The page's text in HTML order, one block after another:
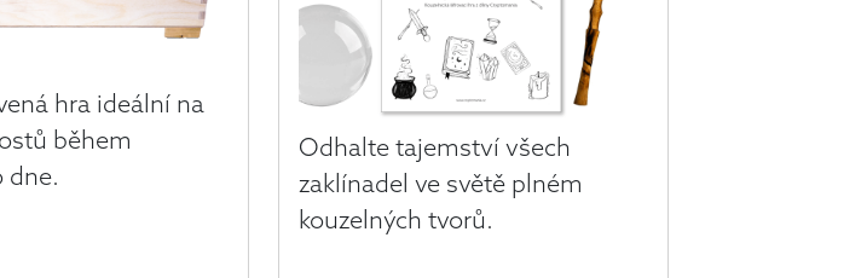
hra ideální na
během
dne.
Odhalte tajemství všech
zaklínadel ve světě plném
kouzelných tvorů.